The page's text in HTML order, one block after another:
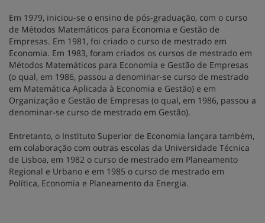
Em 1979, iniciou-se o ensino de pós-graduação, com o curso
de Métodos Matemáticos para Economia e Gestão de
Empresas. Em 1981, foi criado o curso de mestrado em
Economia. Em 1983, foram criados os cursos de mestrado em
Métodos Matemáticos para Economia e Gestão de Empresas
(o qual, em 1986, passou a denominar-se curso de mestrado
em Matemática Aplicada à Economia e Gestão) e em
Organização e Gestão de Empresas (o qual, em 1986, passou a
denominar-se curso de mestrado em Gestão).
Entretanto, o Instituto Superior de Economia lançara também,
em colaboração com outras escolas da Universidade Técnica
de Lisboa, em 1982 o curso de mestrado em Planeamento
Regional e Urbano e em 1985 o curso de mestrado em
Política, Economia e Planeamento da Energia.